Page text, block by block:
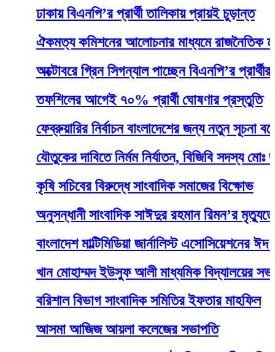
ঢাকায় বিএনপি’র প্রার্থী তালিকায় প্রায়ই চুড়ান্ত
ঐকমত্য কমিশনের আলোচনার মাধ্যমে রাজনৈতিক
অক্টোবরে গ্রিন সিগন্যাল পাচ্ছেন বিএনপি’র প্রার্থীরা
তফশিলের আগেই ৭০% প্রার্থী ঘোষণার প্রস্তুতি
ফেব্রুয়ারির নির্বাচন বাংলাদেশের জন্য নতুন সূচনা বয়ে
যৌতুকের দাবিতে নির্মম নির্যাতন, বিজিবি সদস্য মোঃ
কৃষি সচিবের বিরুদ্ধে সাংবাদিক সমাজের বিক্ষোভ
অনুসন্ধানী সাংবাদিক সাঈদুর রহমান রিমন’র মৃত্যুতে
বাংলাদেশ মাল্টিমিডিয়া জার্নালিস্ট এসোসিয়েশনের ঈদ
খান মোহাম্মদ ইউসুফ আলী মাধ্যমিক বিদ্যালয়ের
বরিশাল বিভাগ সাংবাদিক সমিতির ইফতার মাহফিল
আসমা আজিজ আয়লা কলেজের সভাপতি